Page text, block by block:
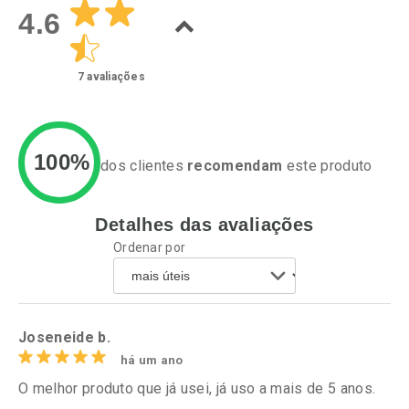
Ativar Desconto
Comprar sem Desconto
Por R$ 279,90/cada
Comprar sem Desconto
Por R$ 279,90/cada
Ativar Desconto
Comprar sem Desconto
Por R$ 84,99/cada
Por R$ 84,99/cada
4.6
7 avaliações
100% dos clientes recomendam este produto
Detalhes das avaliações
Ordenar por
Joseneide b.
há um ano
O melhor produto que já usei, já uso a mais de 5 anos.